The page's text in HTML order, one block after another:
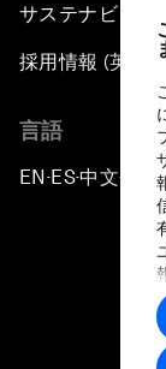
サステナビリテ
採用情報 (英語
言語
EN ▪ES▪中文▪ 日
プ